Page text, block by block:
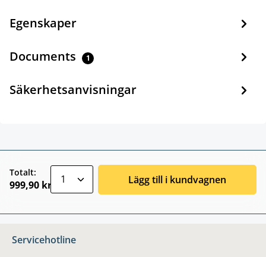
Egenskaper
Documents 1
Säkerhetsanvisningar
Totalt:
999,90 kr Lägg till i kundvagnen
Servicehotline